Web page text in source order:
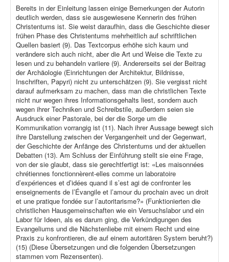
Bereits in der Einleitung lassen einige Bemerkungen der Autorin
deutlich werden, dass sie ausgewiesene Kennerin des frühen
Christentums ist. Sie weist daraufhin, dass die Geschichte dieser
frühen Phase des Christentums mehrheitlich auf schriftlichen
Quellen basiert (9). Das Textcorpus erhöhe sich kaum und
verändere sich auch nicht, aber die Art und Weise die Texte zu
lesen und zu behandeln variiere (9). Andererseits sei der Beitrag
der Archäologie (Einrichtungen der Architektur, Bildnisse,
Inschriften, Papyri) nicht zu unterschätzen (9). Sie vergisst nicht
darauf aufmerksam zu machen, dass man die christlichen Texte
nicht nur wegen ihres Informationsgehalts liest, sondern auch
wegen ihrer Techniken und Schreibstile, außerdem seien sie
Ausdruck einer Pastorale, bei der die Sorge um die
Kommunikation vorrangig ist (11). Nach ihrer Aussage bewegt sich
ihre Darstellung zwischen der Vergangenheit und der Gegenwart,
der Geschichte der Anfänge des Christentums und der aktuellen
Debatten (13). Am Schluss der Einführung stellt sie eine Frage,
von der sie glaubt, dass sie gerechtfertigt ist: «Les maisonnées
chrétiennes fonctionnèrent-elles comme un laboratoire
d’expériences et d’idées quand il s’est agi de confronter les
enseignements de l’Évangile et l’amour du prochain avec un droit
et une pratique fondée sur l’autoritarisme?» (Funktionierten die
christlichen Hausgemeinschaften wie ein Versuchslabor und ein
Labor für Ideen, als es darum ging, die Verkündigungen des
Evangeliums und die Nächstenliebe mit einem Recht und eine
Praxis zu konfrontieren, die auf einem autoritären System beruht?)
(15) (Diese Übersetzungen und die folgenden Übersetzungen
stammen vom Rezensenten).